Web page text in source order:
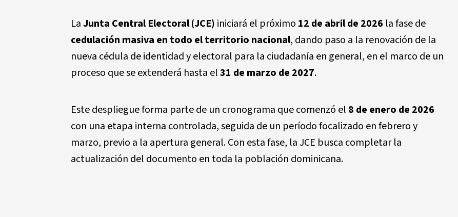
LaJunta Central Electoral (JCE) iniciará el próximo 12 de abril de 2026 la fase de
cedulación masiva en todo el territorio nacional, dando paso a la renovación de la
nueva cédula de identidad y electoral para la ciudadanía en general, en el marco de un
proceso que se extenderá hasta el31 de marzo de 2027.
Este despliegue forma parte de un cronograma que comenzó el 8 de enero de 2026
con una etapa interna controlada, seguida de un período focalizado en febrero y
marzo, previo a la apertura general. Con esta fase, la JCE busca completar la
actualización del documento en toda la población dominicana.